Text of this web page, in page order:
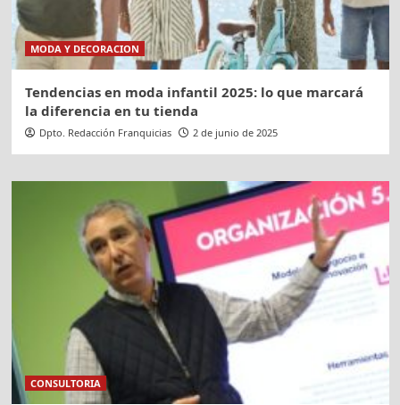
MODA Y DECORACION
Tendencias en moda infantil 2025: lo que marcará
la diferencia en tu tienda
Dpto. Redacción Franquicias 2 de junio de 2025
CONSULTORIA